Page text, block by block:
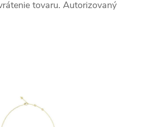
tovaru. Autorizovaný